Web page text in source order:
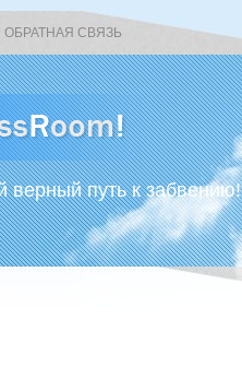
ОБРАТНАЯ СВЯЗЬ
верный путь к